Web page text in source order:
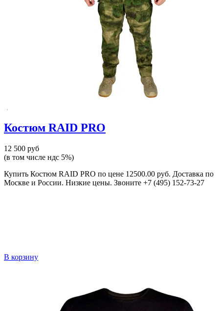
Костюм RAID PRO
12 500 руб
(в том числе ндс 5%)
Купить Костюм RAID PRO по цене 12500.00 руб. Доставка по
Москве и России. Низкие цены. Звоните +7 (495) 152-73-27
В корзину